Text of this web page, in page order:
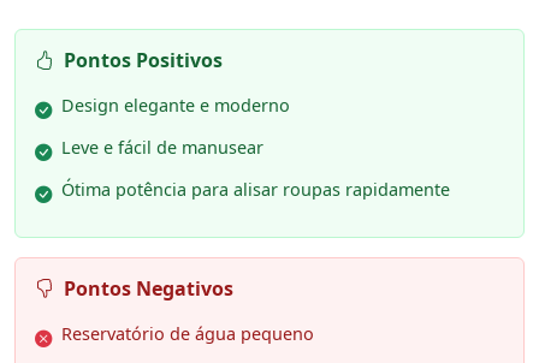
Pontos Positivos
Design elegante e moderno
Leve e fácil de manusear
Ótima potência para alisar roupas rapidamente
Pontos Negativos
Reservatório de água pequeno